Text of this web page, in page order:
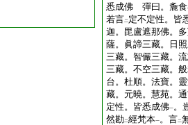
悉成佛 彈曰。麁食
若言二 定不定性。皆
迦。毘盧遮那佛。
薩。眞諦三藏。日
三藏。智儼三藏。
三藏。不空三藏。
台。杜順。法寶。
藏。元曉。慧苑。
定性。皆悉成佛一。
然勘二經梵本一。言二